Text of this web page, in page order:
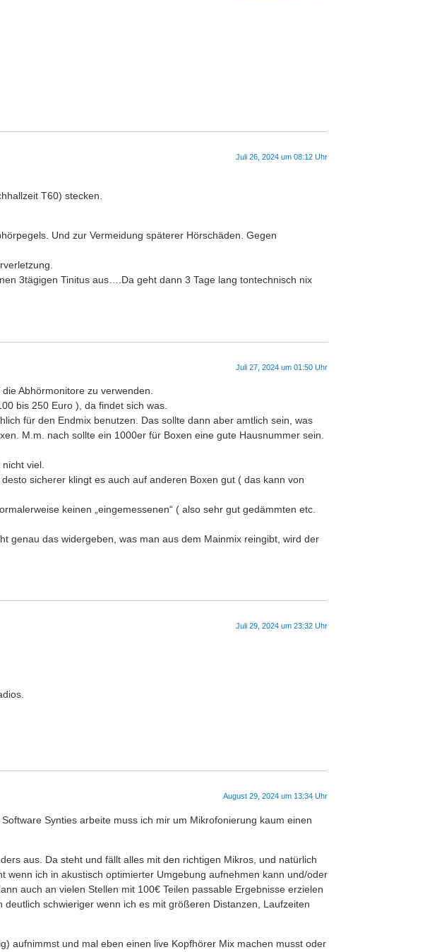
Juli 26, 2024 um 08:12 Uhr
T60) stecken.
Und zur Vermeidung späterer Hörschäden. Gegen
3tägigen Tinitus aus….Da geht dann 3 Tage lang tontechnisch nix
Juli 27, 2024 um 01:50 Uhr
Abhörmonitore zu verwenden.
bis 250 Euro ), da findet sich was.
für den Endmix benutzen. Das sollte dann aber amtlich sein, was
M.m. nach sollte ein 1000er für Boxen eine gute Hausnummer sein.
viel.
sicherer klingt es auch auf anderen Boxen gut ( das kann von
keinen „eingemessenen“ ( also sehr gut gedämmten etc.
genau das widergeben, was man aus dem Mainmix reingibt, wird der
Juli 29, 2024 um 23:32 Uhr
August 29, 2024 um 13:34 Uhr
Synties arbeite muss ich mir um Mikrofonierung kaum einen
aus. Da steht und fällt alles mit den richtigen Mikros, und natürlich
ich in akustisch optimierter Umgebung aufnehmen kann und/oder
auch an vielen Stellen mit 100€ Teilen passable Ergebnisse erzielen
schwieriger wenn ich es mit größeren Distanzen, Laufzeiten
aufnimmst und mal eben einen live Kopfhörer Mix machen musst oder